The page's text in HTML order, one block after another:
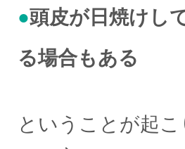
●頭皮が日焼けし
る場合もある
ということが起